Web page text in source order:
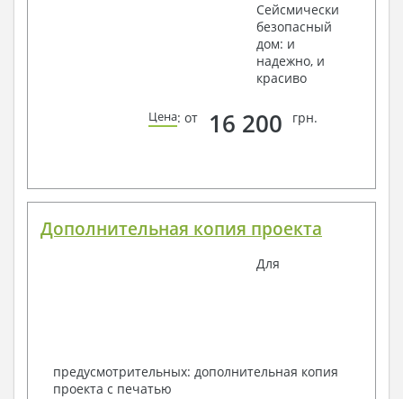
Сейсмически
безопасный
дом: и
надежно, и
красиво
Цена: от 16 200 грн.
Дополнительная копия проекта
Для
предусмотрительных: дополнительная копия
проекта с печатью